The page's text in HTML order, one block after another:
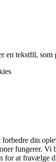
en tekstfil,
din
fungerer. Vi
for at fravælge